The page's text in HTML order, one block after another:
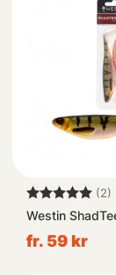
Betyg: (2)
Westin
fr. 59 kr